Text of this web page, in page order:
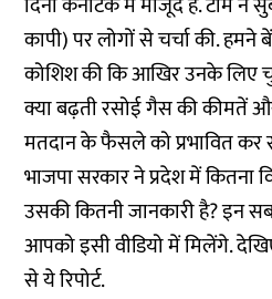
कापी) पर लोगों से चर्चा की.
कोशिश की कि आखिर उनके लिए
क्या बढ़ती रसोई गैस की कीमतें
मतदान के फैसले को प्रभावित कर
भाजपा सरकार ने प्रदेश में कितना
उसकी कितनी जानकारी है? इन
आपको इसी वीडियो में मिलेंगे. देखिए
से ये रिपोर्ट.